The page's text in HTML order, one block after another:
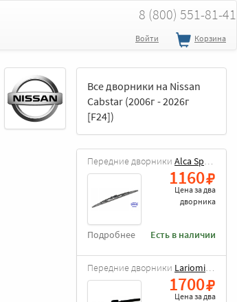
8 (800) 551-81-41
Войти Корзина
Все дворники на Nissan
Cabstar (2006г - 2026г
[F24])
Передние дворники Alca Special
1160
Цена задва
дворника
Есть в наличии
Подробнее
Передние дворники Lariomi Hybrid
1700
Цена задва